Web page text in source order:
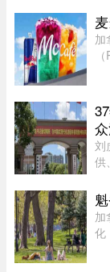
示
加
红
刘
供
们
典
加
化